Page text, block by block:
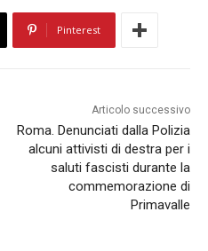
Pinterest
Articolo successivo
Roma. Denunciati dalla Polizia
alcuni attivisti di destra per i
saluti fascisti durante la
commemorazione di
Primavalle